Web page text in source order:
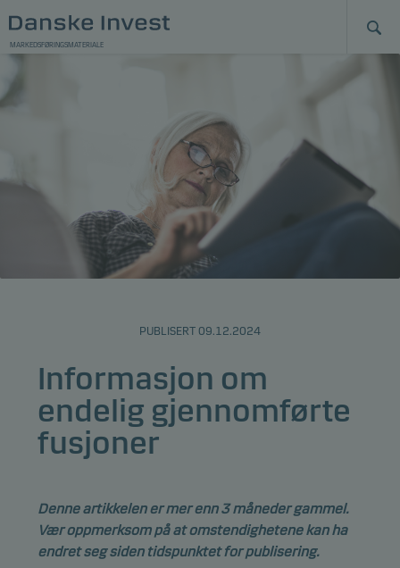
MARKEDSFØRINGSMATERIALE
PUBLISERT 09.12.2024
Informasjon om
endelig gjennomførte
fusjoner
Denne artikkelen er mer enn 3 måneder gammel.
Vær oppmerksom på at omstendighetene kan ha
endret seg siden tidspunktet for publisering.